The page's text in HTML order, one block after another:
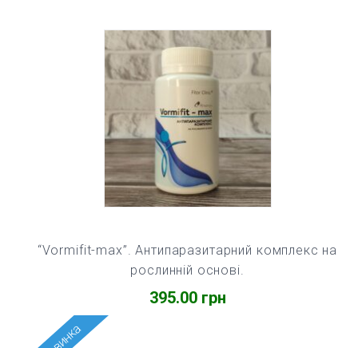
395.00 грн
“Vormifit-max”. Антипаразитарний комплекс на
рослинній основі.